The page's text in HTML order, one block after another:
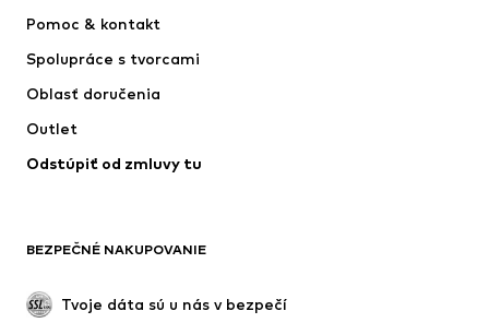
Bundy
Bielizeň
Kabáty
Plavky
Upcyklácia
Pomoc & kontakt
Spolupráce s tvorcami
Oblasť doručenia
Outlet
Odstúpiť od zmluvy tu
BEZPEČNÉ NAKUPOVANIE
Tvoje dáta sú u nás v bezpečí